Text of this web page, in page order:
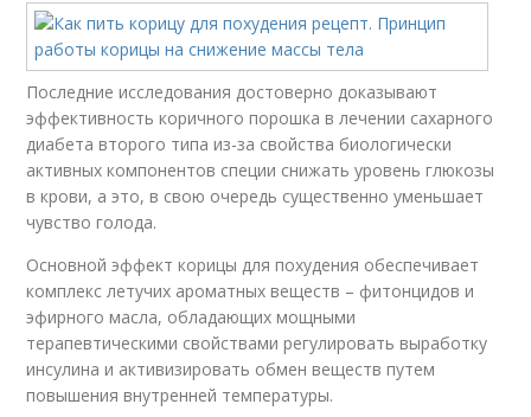
Последние исследования достоверно доказывают
эффективность коричного порошка в лечении сахарного
диабета второго типа из-за свойства биологически
активных компонентов специи снижать уровень глюкозы
в крови, а это, в свою очередь существенно уменьшает
чувство голода.
Основной эффект корицы для похудения обеспечивает
комплекс летучих ароматных веществ – фитонцидов и
эфирного масла, обладающих мощными
терапевтическими свойствами регулировать выработку
инсулина и активизировать обмен веществ путем
повышения внутренней температуры.